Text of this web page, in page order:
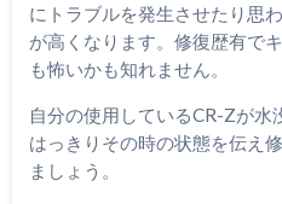
にトラブルを発生させたり思
が高くなります。修復歴有で
も怖いかも知れません。
自分の使用しているCR-Zが水
はっきりその時の状態を伝え
ましょう。